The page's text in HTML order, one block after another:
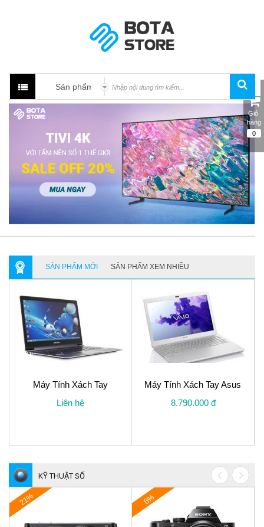
SẢN PHẨM MỚI SẢN PHẨM XEM NHIỀU
Máy Tính Xách Tay
Liên hệ
Máy Tính Xách Tay Asus
8.790.000 đ
KỸ THUẬT SỐ
21% 6%
Giỏ
hàng
0